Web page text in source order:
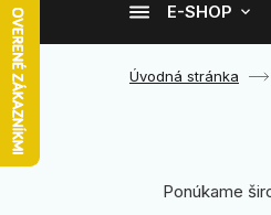
E-SHOP
Úvodná stránka
Ponúkame